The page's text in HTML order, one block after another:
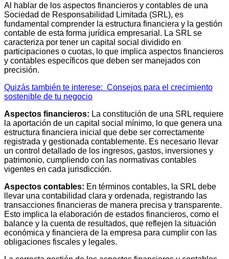
Al hablar de los aspectos financieros y contables de una
Sociedad de Responsabilidad Limitada (SRL), es
fundamental comprender la estructura financiera y la gestión
contable de esta forma jurídica empresarial. La SRL se
caracteriza por tener un capital social dividido en
participaciones o cuotas, lo que implica aspectos financieros
y contables específicos que deben ser manejados con
precisión.
Quizás también te interese: Consejos para el crecimiento
sostenible de tu negocio
Aspectos financieros: La constitución de una SRL requiere
la aportación de un capital social mínimo, lo que genera una
estructura financiera inicial que debe ser correctamente
registrada y gestionada contablemente. Es necesario llevar
un control detallado de los ingresos, gastos, inversiones y
patrimonio, cumpliendo con las normativas contables
vigentes en cada jurisdicción.
Aspectos contables: En términos contables, la SRL debe
llevar una contabilidad clara y ordenada, registrando las
transacciones financieras de manera precisa y transparente.
Esto implica la elaboración de estados financieros, como el
balance y la cuenta de resultados, que reflejen la situación
económica y financiera de la empresa para cumplir con las
obligaciones fiscales y legales.